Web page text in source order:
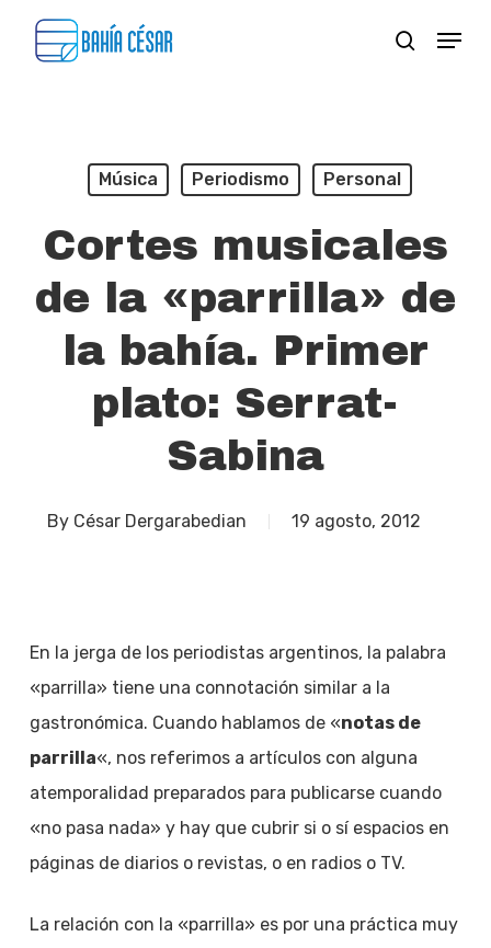
search
Menu
Música Periodismo Personal
Cortes musicales
de la «parrilla» de
la bahía. Primer
plato: Serrat-
Sabina
By César Dergarabedian 19 agosto, 2012
En la jerga de los periodistas argentinos, la palabra
«parrilla» tiene una connotación similar a la
gastronómica. Cuando hablamos de «notas de
parrilla«, nos referimos a artículos con alguna
atemporalidad preparados para publicarse cuando
«no pasa nada» y hay que cubrir si o sí espacios en
páginas de diarios o revistas, o en radios o TV.
La relación con la «parrilla» es por una práctica muy